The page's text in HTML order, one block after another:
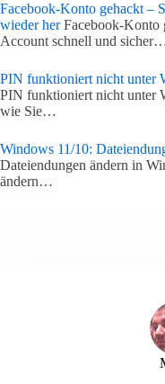
Facebook-Konto gehackt –
wieder herFacebook-Konto
Account schnell und
PIN funktioniert nicht unter
PIN funktioniert nicht unter
wie Sie…
Windows 11/10:
Dateiendungen ändern in
ändern…